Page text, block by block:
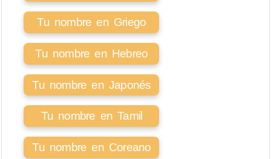
Tu nombre en Griego
Tu nombre en Hebreo
Tu nombre en Japonés
Tu nombre en Tamil
Tu nombre en Coreano